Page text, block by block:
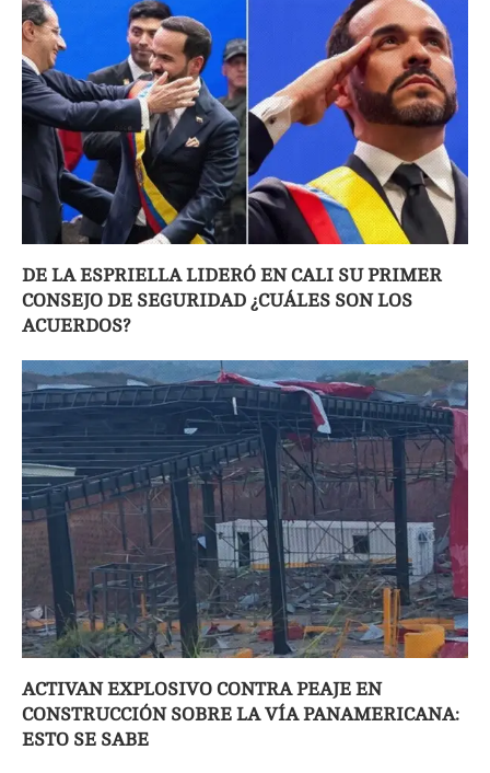
DE LA ESPRIELLA LIDERÓ EN CALI SU PRIMER
CONSEJO DE SEGURIDAD ¿CUÁLES SON LOS
ACUERDOS?
ACTIVAN EXPLOSIVO CONTRA PEAJE EN
CONSTRUCCIÓN SOBRE LA VÍA PANAMERICANA:
ESTO SE SABE